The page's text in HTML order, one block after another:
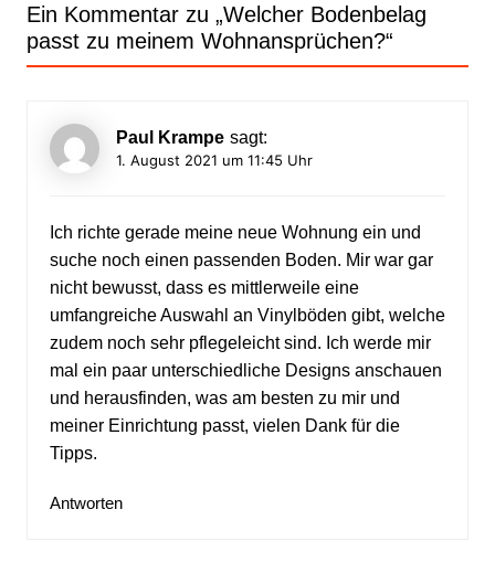
Ein Kommentar zu „Welcher Bodenbelag
passt zu meinem Wohnansprüchen?“
Paul Krampe sagt:
1. August 2021 um 11:45 Uhr
Ich richte gerade meine neue Wohnung ein und
suche noch einen passenden Boden. Mir war gar
nicht bewusst, dass es mittlerweile eine
umfangreiche Auswahl an Vinylböden gibt, welche
zudem noch sehr pflegeleicht sind. Ich werde mir
mal ein paar unterschiedliche Designs anschauen
und herausfinden, was am besten zu mir und
meiner Einrichtung passt, vielen Dank für die
Tipps.
Antworten